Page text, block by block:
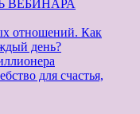
ВЕБИНАРА
отношений. Как
день?
для счастья,